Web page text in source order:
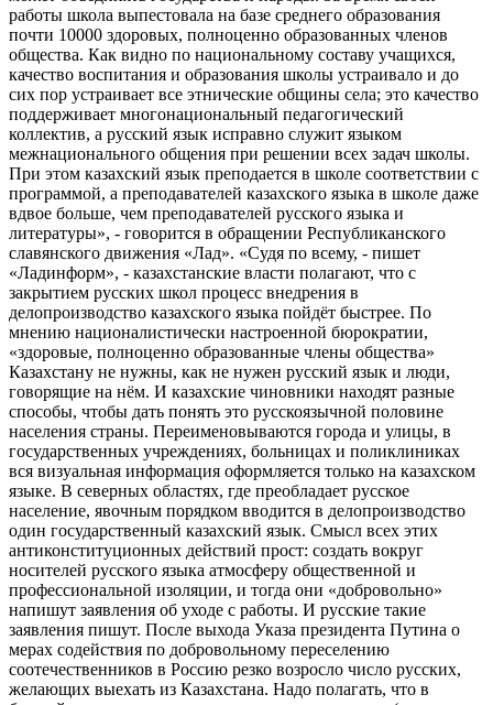
работы школа выпестовала на базе среднего образования
почти 10000 здоровых, полноценно образованных членов
общества. Как видно по национальному составу учащихся,
качество воспитания и образования школы устраивало и до
сих пор устраивает все этнические общины села; это качество
поддерживает многонациональный педагогический
коллектив, а русский язык исправно служит языком
межнационального общения при решении всех задач школы.
При этом казахский язык преподается в школе соответствии с
программой, а преподавателей казахского языка в школе даже
вдвое больше, чем преподавателей русского языка и
литературы», - говорится в обращении Республиканского
славянского движения «Лад». «Судя по всему, - пишет
«Ладинформ», - казахстанские власти полагают, что с
закрытием русских школ процесс внедрения в
делопроизводство казахского языка пойдёт быстрее. По
мнению националистически настроенной бюрократии,
«здоровые, полноценно образованные члены общества»
Казахстану не нужны, как не нужен русский язык и люди,
говорящие на нём. И казахские чиновники находят разные
способы, чтобы дать понять это русскоязычной половине
населения страны. Переименовываются города и улицы, в
государственных учреждениях, больницах и поликлиниках
вся визуальная информация оформляется только на казахском
языке. В северных областях, где преобладает русское
население, явочным порядком вводится в делопроизводство
один государственный казахский язык. Смысл всех этих
антиконституционных действий прост: создать вокруг
носителей русского языка атмосферу общественной и
профессиональной изоляции, и тогда они «добровольно»
напишут заявления об уходе с работы. И русские такие
заявления пишут. После выхода Указа президента Путина о
мерах содействия по добровольному переселению
соотечественников в Россию резко возросло число русских,
желающих выехать из Казахстана. Надо полагать, что в